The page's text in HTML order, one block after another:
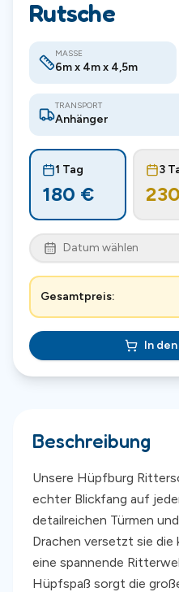
Rutsche
MASSE
6m x 4m x 4,5m
TRANSPORT
Anhänger
1 Tag
180 €
3
230
Datum wählen
Gesamtpreis:
In
Beschreibung
Unsere Hüpfburg
echter Blickfang auf
detailreichen Türmen
Drachen versetzt sie die
eine spannende
Hüpfspaß sorgt die